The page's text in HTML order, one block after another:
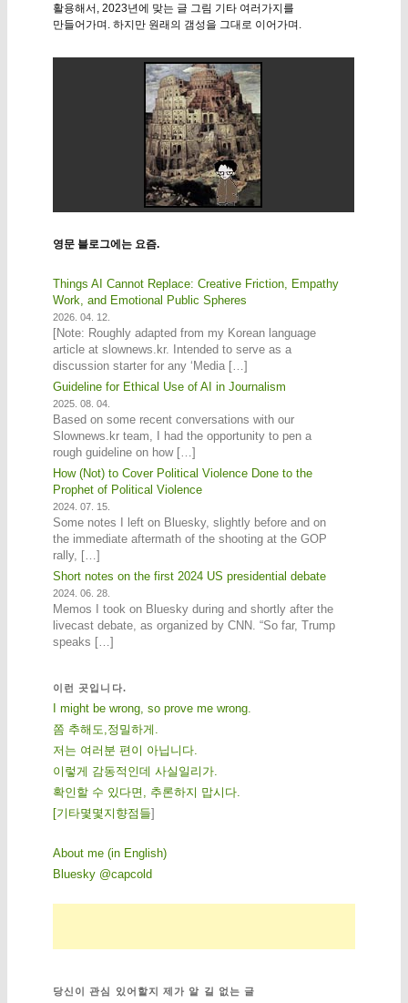
활용해서, 2023년에 맞는 글 그림 기타 여러가지를
만들어가며. 하지만 원래의 갬성을 그대로 이어가며.
영문 블로그에는 요즘.
Things AI Cannot Replace: Creative Friction, Empathy
Work, and Emotional Public Spheres
2026. 04. 12.
[Note: Roughly adapted from my Korean language
article at slownews.kr. Intended to serve as a
discussion starter for any ‘Media […]
Guideline for Ethical Use of AI in Journalism
2025. 08. 04.
Based on some recent conversations with our
Slownews.kr team, I had the opportunity to pen a
rough guideline on how […]
How (Not) to Cover Political Violence Done to the
Prophet of Political Violence
2024. 07. 15.
Some notes I left on Bluesky, slightly before and on
the immediate aftermath of the shooting at the GOP
rally, […]
Short notes on the first 2024 US presidential debate
2024. 06. 28.
Memos I took on Bluesky during and shortly after the
livecast debate, as organized by CNN. “So far, Trump
speaks […]
이런 곳입니다.
I might be wrong, so prove me wrong.
쫌 추해도,정밀하게.
저는 여러분 편이 아닙니다.
이렇게 감동적인데 사실일리가.
확인할 수 있다면, 추론하지 맙시다.
[기 타몇 몇 지 향점 들]
About me (in English)
Bluesky @capcold
당신이 관심 있어할지 제가 알 길 없는 글